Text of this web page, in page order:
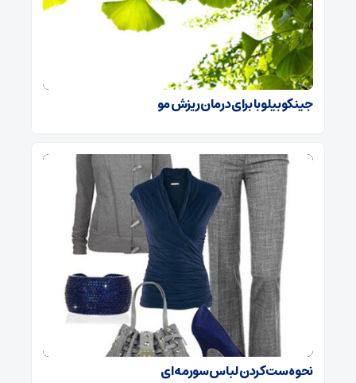
جینکوبیلوبا برای درمان ریزش مو
نحوه ست کردن لباس سورمه ای